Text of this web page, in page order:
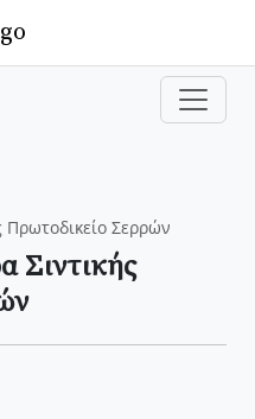
Πρωτοδικείο Σερρών
Σιντικής